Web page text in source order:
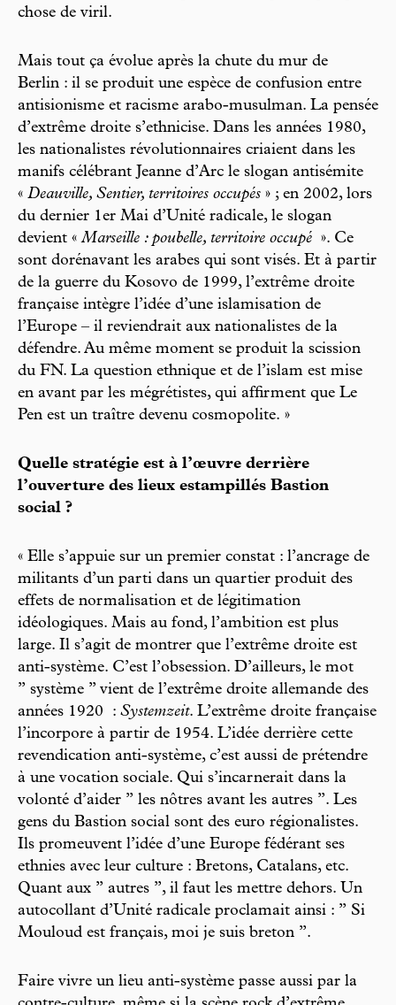
chose de viril.
Mais tout ça évolue après la chute du mur de
Berlin : il se produit une espèce de confusion entre
antisionisme et racisme arabo-musulman. La pensée
d’extrême droite s’ethnicise. Dans les années 1980,
les nationalistes révolutionnaires criaient dans les
manifs célébrant Jeanne d’Arc le slogan antisémite
« Deauville, Sentier, territoires occupés » ; en 2002, lors
du dernier 1er Mai d’Unité radicale, le slogan
devient «Marseille : poubelle, territoire occupé ». Ce
sont dorénavant les arabes qui sont visés. Et à partir
de la guerre du Kosovo de 1999, l’extrême droite
française intègre l’idée d’une islamisation de
l’Europe – il reviendrait aux nationalistes de la
défendre. Au même moment se produit la scission
du FN. La question ethnique et de l’islam est mise
en avant par les mégrétistes, qui affirment que Le
Pen est un traître devenu cosmopolite. »
Quelle stratégie est à l’œuvre derrière
l’ouverture des lieux estampillés Bastion
social ?
« Elle s’appuie sur un premier constat : l’ancrage de
militants d’un parti dans un quartier produit des
effets de normalisation et de légitimation
idéologiques. Mais au fond, l’ambition est plus
large. Il s’agit de montrer que l’extrême droite est
anti-système. C’est l’obsession. D’ailleurs, le mot
’’ système ’’ vient de l’extrême droite allemande des
années 1920 : Systemzeit. L’extrême droite française
l’incorpore à partir de 1954. L’idée derrière cette
revendication anti-système, c’est aussi de prétendre
à une vocation sociale. Qui s’incarnerait dans la
volonté d’aider ’’ les nôtres avant les autres ’’. Les
gens du Bastion social sont des euro régionalistes.
Ils promeuvent l’idée d’une Europe fédérant ses
ethnies avec leur culture : Bretons, Catalans, etc.
Quant aux ’’ autres ’’, il faut les mettre dehors. Un
autocollant d’Unité radicale proclamait ainsi : ’’ Si
Mouloud est français, moi je suis breton ’’.
Faire vivre un lieu anti-système passe aussi par la